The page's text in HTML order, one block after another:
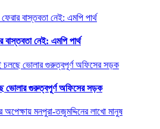
বাস্তবতা নেই: এমপি পার্থ
ভোলার গুরুত্বপূর্ণ অফিসের সড়ক